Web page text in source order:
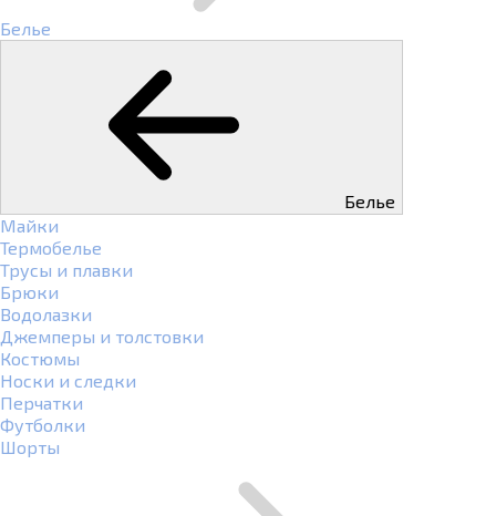
Белье
Белье
Майки
Термобелье
Трусы и плавки
Брюки
Водолазки
Джемперы и толстовки
Костюмы
Носки и следки
Перчатки
Футболки
Шорты